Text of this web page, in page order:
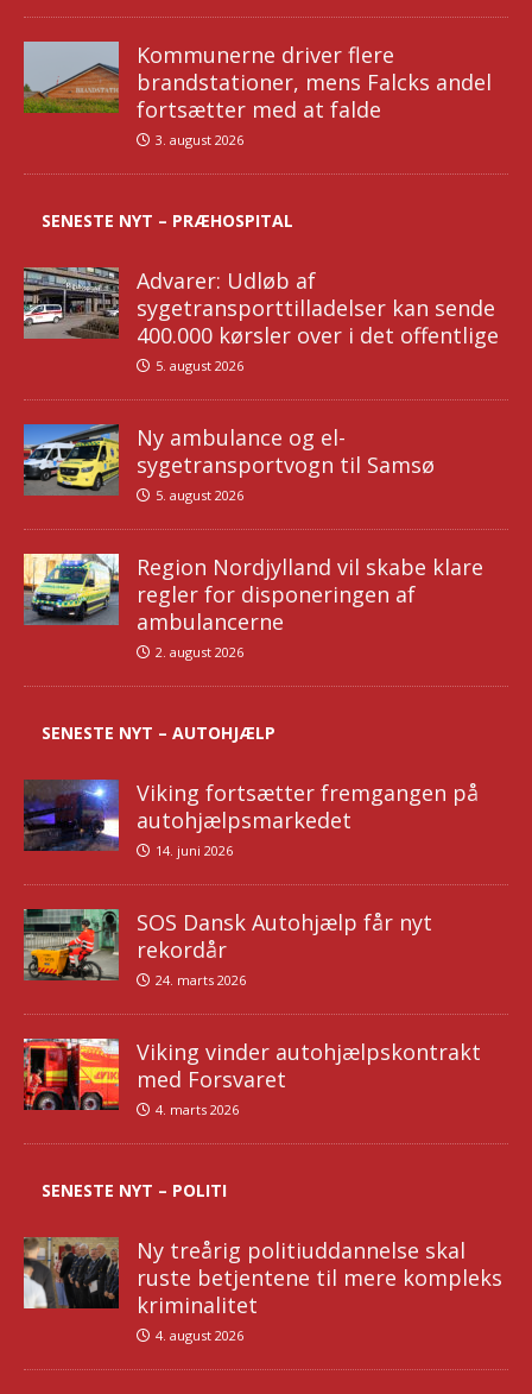
Kommunerne driver flere
brandstationer, mens Falcks andel
fortsætter med at falde
3. august 2026
SENESTE NYT – PRÆHOSPITAL
Advarer: Udløb af
sygetransporttilladelser kan sende
400.000 kørsler over i det offentlige
5. august 2026
Ny ambulance og el-
sygetransportvogn til Samsø
5. august 2026
Region Nordjylland vil skabe klare
regler for disponeringen af
ambulancerne
2. august 2026
SENESTE NYT – AUTOHJÆLP
Viking fortsætter fremgangen på
autohjælpsmarkedet
14. juni 2026
SOS Dansk Autohjælp får nyt
rekordår
24. marts 2026
Viking vinder autohjælpskontrakt
med Forsvaret
4. marts 2026
SENESTE NYT – POLITI
Ny treårig politiuddannelse skal
ruste betjentene til mere kompleks
kriminalitet
4. august 2026